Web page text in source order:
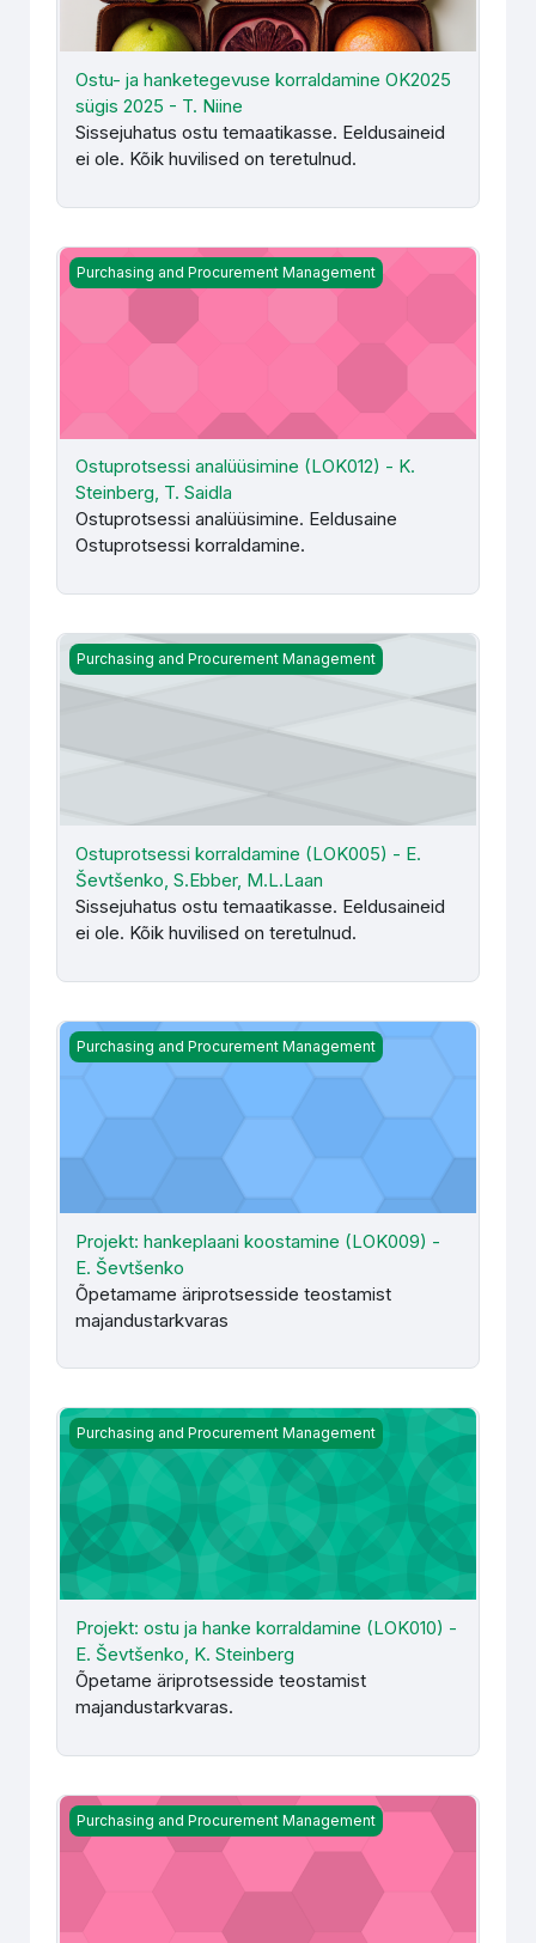
Ostu- ja hanketegevuse korraldamine OK2025
sügis 2025 - T. Niine
Sissejuhatus ostu temaatikasse. Eeldusaineid
ei ole. Kõik huvilised on teretulnud.
Ostuprotsessi analüüsimine (LOK012) - K. Steinberg, T.
Purchasing and Procurement Management
Ostuprotsessi analüüsimine (LOK012) - K.
Steinberg, T. Saidla
Ostuprotsessi analüüsimine. Eeldusaine
Ostuprotsessi korraldamine.
Ostuprotsessi korraldamine (LOK005) - E. Ševtšenko,
Purchasing and Procurement Management
Ostuprotsessi korraldamine (LOK005) - E.
Ševtšenko, S.Ebber, M.L.Laan
Sissejuhatus ostu temaatikasse. Eeldusaineid
ei ole. Kõik huvilised on teretulnud.
Projekt: hankeplaani koostamine (LOK009) - E.
Purchasing and Procurement Management
Projekt: hankeplaani koostamine (LOK009) -
E. Ševtšenko
Õpetamame äriprotsesside teostamist
majandustarkvaras
Projekt: ostu ja hanke korraldamine (LOK010) - E.
Purchasing and Procurement Management
Projekt: ostu ja hanke korraldamine (LOK010) -
E. Ševtšenko, K. Steinberg
Õpetame äriprotsesside teostamist
majandustarkvaras.
Raudtee valdkonna ostu- ja hankekorraldus (LRT014) -
Purchasing and Procurement Management